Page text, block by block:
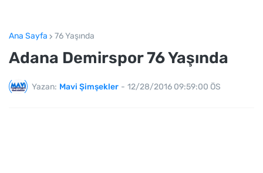
Ana Sayfa 76 Yaşında
Adana Demirspor 76 Yaşında
Yazan: Mavi Şimşekler - 12/28/2016 09:59:00 ÖS